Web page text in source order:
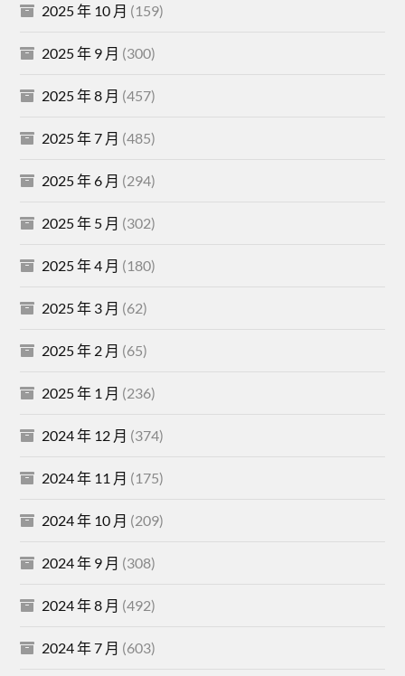
2025 年 10 月 (159)
2025 年 9 月 (300)
2025 年 8 月 (457)
2025 年 7 月 (485)
2025 年 6 月 (294)
2025 年 5 月 (302)
2025 年 4 月 (180)
2025 年 3 月 (62)
2025 年 2 月 (65)
2025 年 1 月 (236)
2024 年 12 月 (374)
2024 年 11 月 (175)
2024 年 10 月 (209)
2024 年 9 月 (308)
2024 年 8 月 (492)
2024 年 7 月 (603)